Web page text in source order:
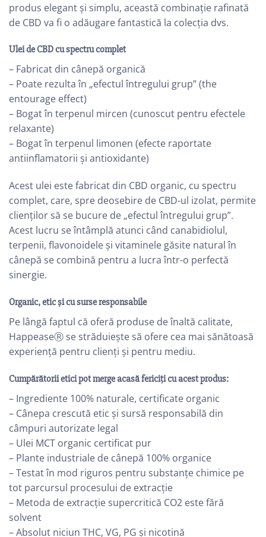
produs elegant și simplu, această combinație rafinată
de CBD va fi o adăugare fantastică la colecția dvs.
Ulei de CBD cu spectru complet
– Fabricat din cânepă organică
– Poate rezulta în „efectul întregului grup” (the
entourage effect)
– Bogat în terpenul mircen (cunoscut pentru efectele
relaxante)
– Bogat în terpenul limonen (efecte raportate
antiinflamatorii și antioxidante)
Acest ulei este fabricat din CBD organic, cu spectru
complet, care, spre deosebire de CBD-ul izolat, permite
clienților să se bucure de „efectul întregului grup”.
Acest lucru se întâmplă atunci când canabidiolul,
terpenii, flavonoidele și vitaminele găsite natural în
cânepă se combină pentru a lucra într-o perfectă
sinergie.
Organic, etic și cu surse responsabile
Pe lângă faptul că oferă produse de înaltă calitate,
HappeaseⓇ se străduiește să ofere cea mai sănătoasă
experiență pentru clienți și pentru mediu.
Cumpărătorii etici pot merge acasă fericiți cu acest produs:
– Ingrediente 100% naturale, certificate organic
– Cânepa crescută etic și sursă responsabilă din
câmpuri autorizate legal
– Ulei MCT organic certificat pur
– Plante industriale de cânepă 100% organice
– Testat în mod riguros pentru substanțe chimice pe
tot parcursul procesului de extracție
– Metoda de extracție supercritică CO2 este fără
solvent
– Absolut niciun THC, VG, PG și nicotină